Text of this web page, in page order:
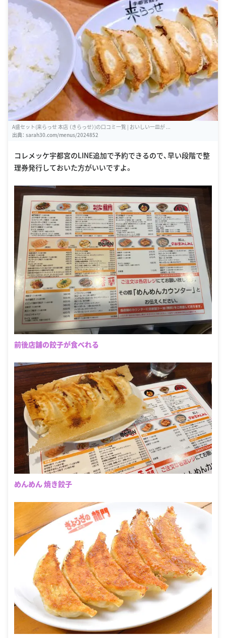
A盛セット(来らっせ 本店 （きらっせ）)の口コミ一覧 | おいしい一皿が ...
出典： sarah30.com/menus/2024852
コレメッケ宇都宮のLINE追加で予約できるので、早い段階で整
理券発行しておいた方がいいですよ。
前後店舗の餃子が食べれる
めんめん 焼き餃子